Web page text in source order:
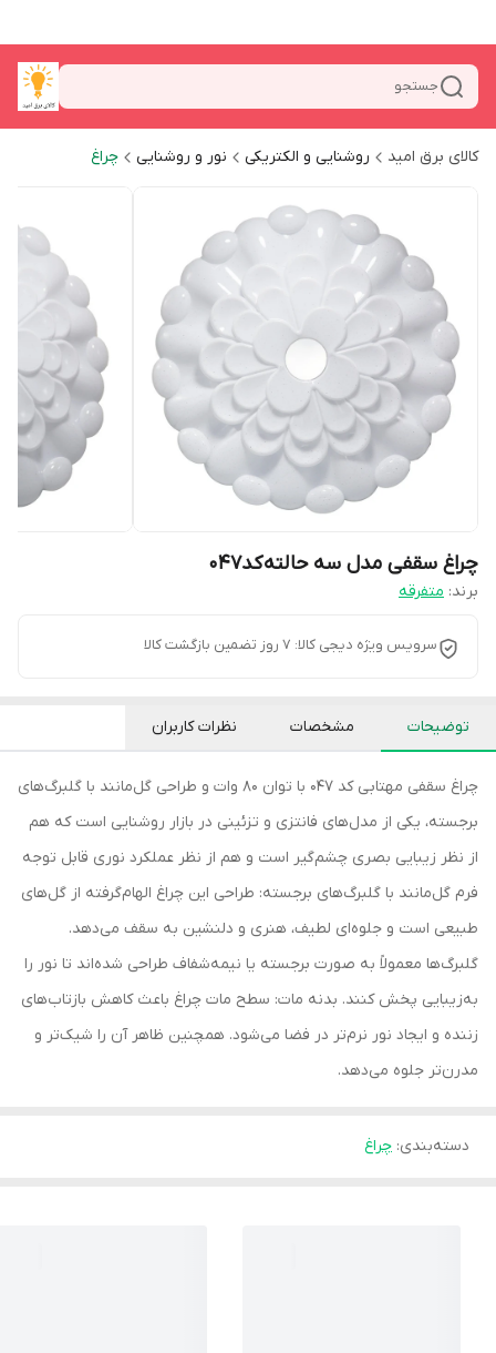
جستجو
کالای برق امید روشنایی و الکتریکی نور و روشنایی چراغ
چراغ سقفی مدل سه حالته کد047
برند: متفرقه
سرویس ویژه دیجی کالا: 7 روز تضمین بازگشت کالا
توضیحات مشخصات نظرات کاربران
چراغ سقفی مهتابی کد 047 با توان 80 وات و طراحی گل‌مانند با گلبرگ‌های
برجسته، یکی از مدل‌های فانتزی و تزئینی در بازار روشنایی است که هم
از نظر زیبایی بصری چشم‌گیر است و هم از نظر عملکرد نوری قابل توجه
فرم گل‌مانند با گلبرگ‌های برجسته: طراحی این چراغ الهام‌گرفته از گل‌های
طبیعی است و جلوه‌ای لطیف، هنری و دلنشین به سقف می‌دهد.
گلبرگ‌ها معمولاً به صورت برجسته یا نیمه‌شفاف طراحی شده‌اند تا نور را
به‌زیبایی پخش کنند. بدنه مات: سطح مات چراغ باعث کاهش بازتاب‌های
زننده و ایجاد نور نرم‌تر در فضا می‌شود. همچنین ظاهر آن را شیک‌تر و
مدرن‌تر جلوه می‌دهد.
دسته‌بندی: چراغ